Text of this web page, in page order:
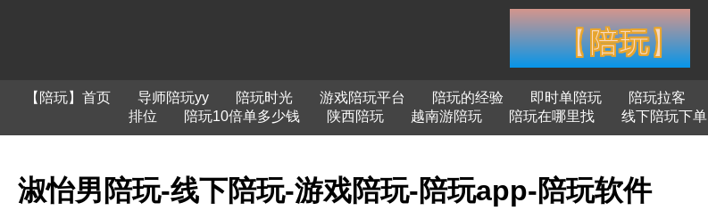
【陪玩】首页 导师陪玩yy 陪玩时光 游戏陪玩平台 陪玩的经验 即时单陪玩 陪玩拉客
排位
陪玩10倍单多少钱 陕西陪玩 越南游陪玩 陪玩在哪里找 线下陪玩下单
淑怡男陪玩-线下陪玩-游戏陪玩-陪玩app-陪玩软件